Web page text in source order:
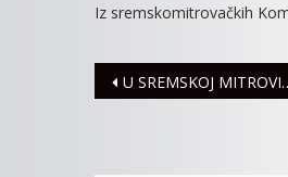
Iz sremskomitrovačkih
Navigacija
U SREMSKOJ MITROVICI 27 NOVOZARAŽENIH VIRUSOM KORONA